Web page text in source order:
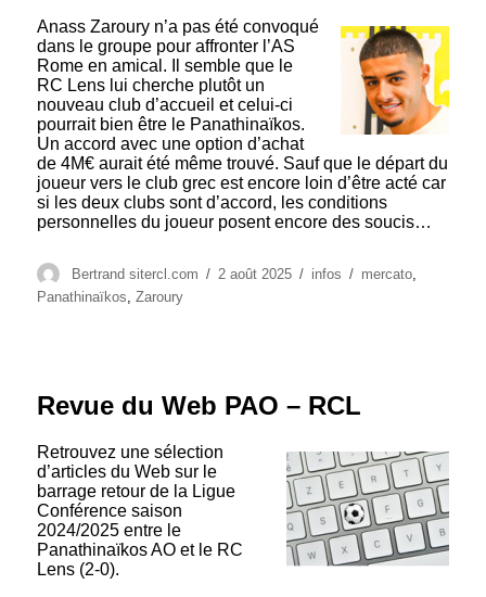
Anass Zaroury n’a pas été convoqué
dans le groupe pour affronter l’AS
Rome en amical. Il semble que le
RC Lens lui cherche plutôt un
nouveau club d’accueil et celui-ci
pourrait bien être le Panathinaïkos.
Un accord avec une option d’achat
de 4M€ aurait été même trouvé. Sauf que le départ du
joueur vers le club grec est encore loin d’être acté car
si les deux clubs sont d’accord, les conditions
personnelles du joueur posent encore des soucis…
Auteur
Bertrand sitercl.com
Publié
2 août 2025 Catégories
infos Étiquettes
mercato,
Panathinaïkos,Zaroury
Revue du Web PAO – RCL
Retrouvez une sélection
d’articles du Web sur le
barrage retour de la Ligue
Conférence saison
2024/2025 entre le
Panathinaïkos AO et le RC
Lens (2-0).